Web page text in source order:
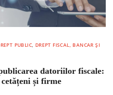
PUBLIC, DREPT FISCAL, BANCAR ȘI
datoriilor fiscale:
și firme